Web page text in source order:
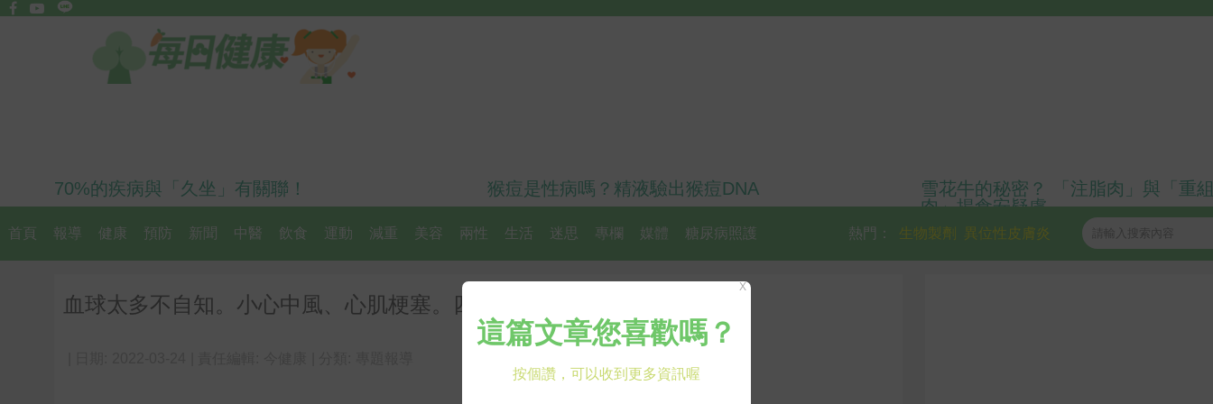
70%的疾病與「久坐」有關聯！ 猴痘是性病嗎？精液驗出猴痘DNA
雪花牛的秘密？ 「注脂肉」與「重
肉」揭食安疑慮
首頁 報導 健康 預防 新聞 中醫 飲食 運動 減重 美容 兩性 生活 迷思 專欄 媒體 糖尿病照護 異位性皮膚炎
生物製劑
熱門：
血球太多不自知。小心中風、心肌梗塞。四倍高！！
X